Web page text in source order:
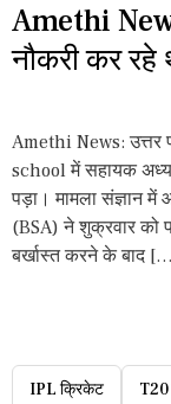
Amethi
नौकरी कर रहे
Amethi News: उत्तर
school में सहायक
पड़ा। मामला संज्ञान में
(BSA) ने शुक्रवार को
बर्खास्त करने के बाद
IPL क्रिकेट